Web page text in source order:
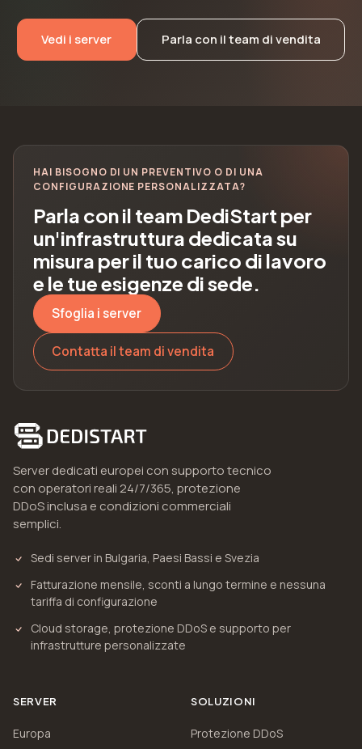
Vedi i server Parla con il team di vendita
HAI BISOGNO DI UN PREVENTIVO O DI UNA
CONFIGURAZIONE PERSONALIZZATA?
Parla con il team DediStart per
un'infrastruttura dedicata su
misura per il tuo carico di lavoro
e le tue esigenze di sede.
Sfoglia i server
Contatta il team di vendita
Server dedicati europei con supporto tecnico
con operatori reali 24/7/365, protezione
DDoS inclusa e condizioni commerciali
semplici.
Sedi server in Bulgaria, Paesi Bassi e Svezia
Fatturazione mensile, sconti a lungo termine e nessuna
tariffa di configurazione
Cloud storage, protezione DDoS e supporto per
infrastrutture personalizzate
SERVER
Europa
SOLUZIONI
Protezione DDoS